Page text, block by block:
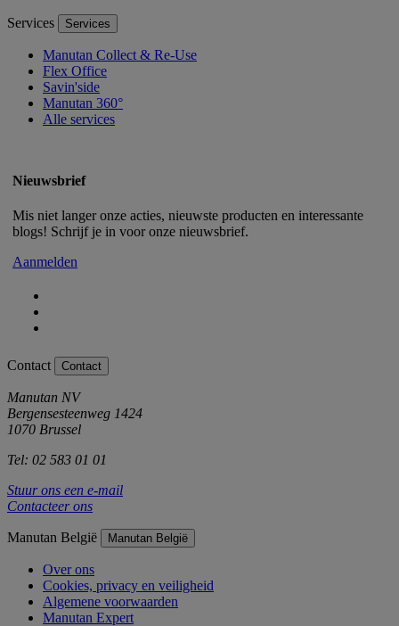
Services Services
Manutan Collect & Re-Use
Flex Office
Savin'side
Manutan 360°
Alle services
Nieuwsbrief
Mis niet langer onze acties, nieuwste producten en interessante
blogs! Schrijf je in voor onze nieuwsbrief.
Aanmelden
Contact Contact
Manutan NV
Bergensesteenweg 1424
1070 Brussel
Tel: 02 583 01 01
Stuur ons een e-mail
Contacteer ons
Manutan België Manutan België
Over ons
Cookies, privacy en veiligheid
Algemene voorwaarden
Manutan Expert